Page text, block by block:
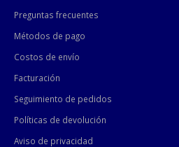
Preguntas frecuentes
Métodos de pago
Costos de envío
Facturación
Seguimiento de pedidos
Políticas de devolución
Aviso de privacidad